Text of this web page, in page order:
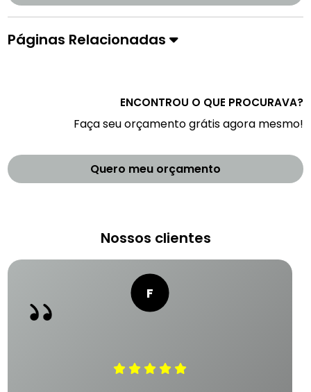
Páginas Relacionadas
ENCONTROU O QUE PROCURAVA?
Faça seu orçamento grátis agora mesmo!
Quero meu orçamento
Nossos clientes